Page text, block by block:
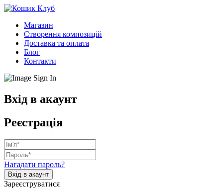
Магазин
Створення композицій
Доставка та оплата
Блог
Контакти
Вхід в акаунт
Реєстрація
Нагадати пароль?
Зареєструватися